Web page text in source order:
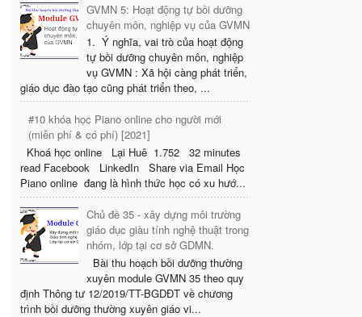
GVMN 5: Hoạt động tự bồi dưỡng
chuyên môn, nghiệp vụ của GVMN
1. Ý nghĩa, vai trò của hoạt động
tự bồi dưỡng chuyên môn, nghiệp
vụ GVMN : Xã hội càng phát triển,
giáo dục đào tạo cũng phát triển theo, ...
#10 khóa học Piano online cho người mới
(miễn phí & có phí) [2021]
Khoá học online Lại Huê 1.752 32 minutes
read Facebook LinkedIn Share via Email Học
Piano online đang là hình thức học có xu hướ...
Chủ đề 35 - xây dựng môi trường
giáo dục giàu tính nghệ thuật trong
nhóm, lớp tại cơ sở GDMN.
Bài thu hoạch bồi dưỡng thường
xuyên module GVMN 35 theo quy
định Thông tư 12/2019/TT-BGDĐT về chương
trình bồi dưỡng thường xuyên giáo vi...